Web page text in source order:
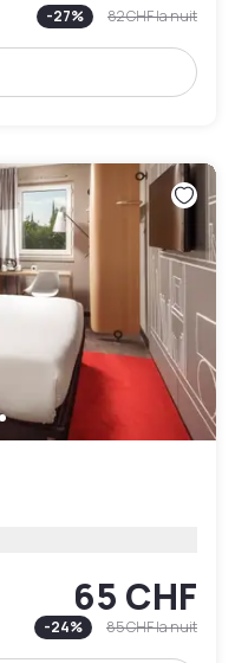
-27% 82 CHFla nuit
65 CHF
-24% 85 CHFla nuit